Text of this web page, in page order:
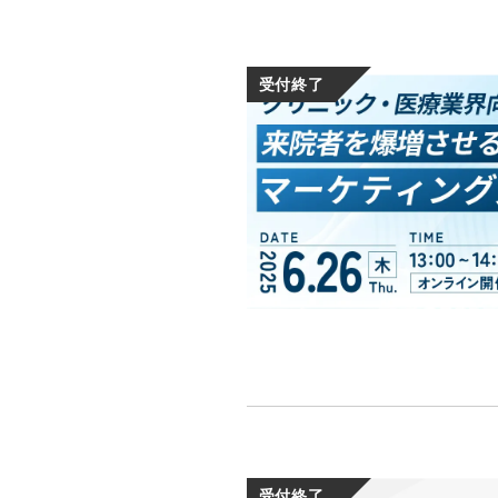
受付終了